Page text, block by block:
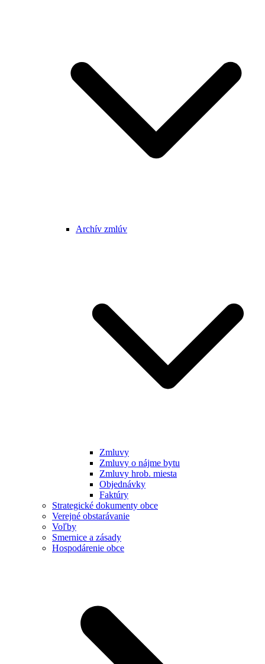
Archív zmlúv
Zmluvy
Zmluvy o nájme bytu
Zmluvy hrob. miesta
Objednávky
Faktúry
Strategické dokumenty obce
Verejné obstarávanie
Voľby
Smernice a zásady
Hospodárenie obce